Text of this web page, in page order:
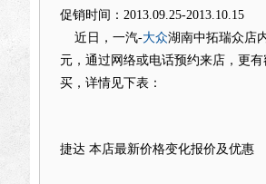
促销时间：2013.09.25-2013.10.15
近日，一汽-大众湖南中拓瑞众店
元，通过网络或电话预约来店，更有
买，详情见下表：
捷达 本店最新价格变化报价及优惠